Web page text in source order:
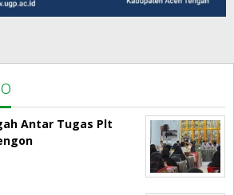
Antar Tugas Plt